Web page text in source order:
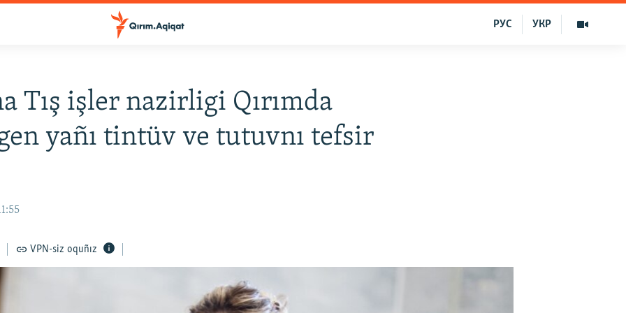
УКР
РУС
Tış işler nazirligi Qırımda
yañı tintüv ve tutuvnı tefsir
VPN-siz oquñız